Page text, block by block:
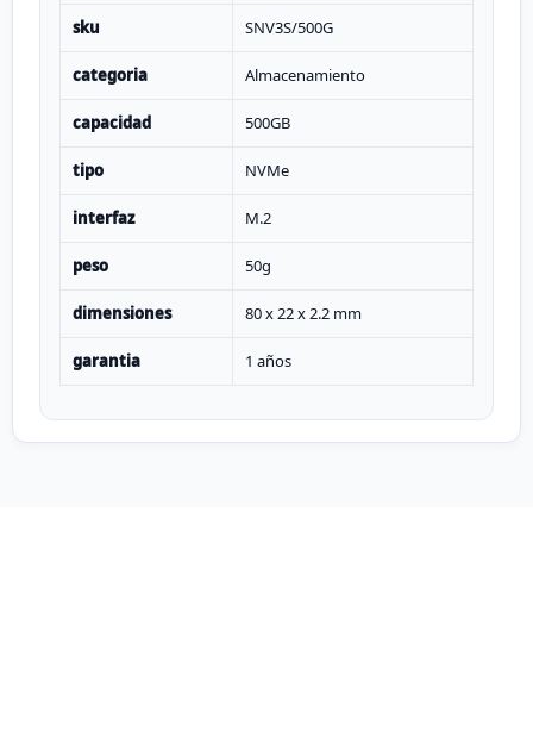
sku SNV3S/500G
categoria Almacenamiento
capacidad 500GB
tipo NVMe
interfaz M.2
peso 50g
dimensiones 80 x 22 x 2.2 mm
garantia 1 años